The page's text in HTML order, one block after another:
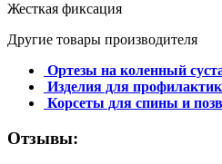
Жесткая фиксация
Другие товары производителя
Ортезы на коленный
Изделия для
Корсеты для спины и
Отзывы: